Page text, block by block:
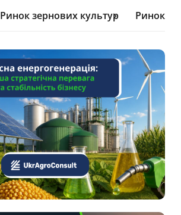
Ринок зернових культур Ринок